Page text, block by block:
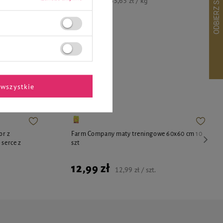
z
z
Farm Company maty treningowe 60x60 cm 10
szt
12,99 zł 12,99 zł / szt.